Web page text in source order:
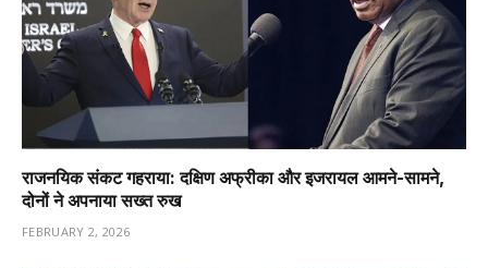
राजनयिक संकट गहराया: दक्षिण अफ्रीका और इजरायल आमने-सामने,
दोनों ने अपनाया सख्त रुख
FEBRUARY 2, 2026